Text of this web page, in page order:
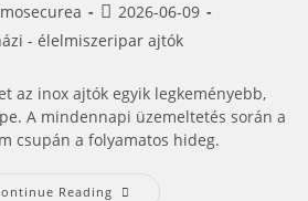
2026-06-09
- élelmiszeripar ajtók
az inox ajtók egyik legkeményebb,
A mindennapi üzemeltetés során a
csupán a folyamatos hideg.
Reading